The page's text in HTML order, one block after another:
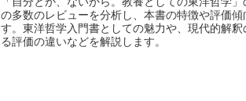
の多数のレビューを分析し、本書の特徴や評価傾
す。東洋哲学入門書としての魅力や、現代的解釈
る評価の違いなどを解説します。